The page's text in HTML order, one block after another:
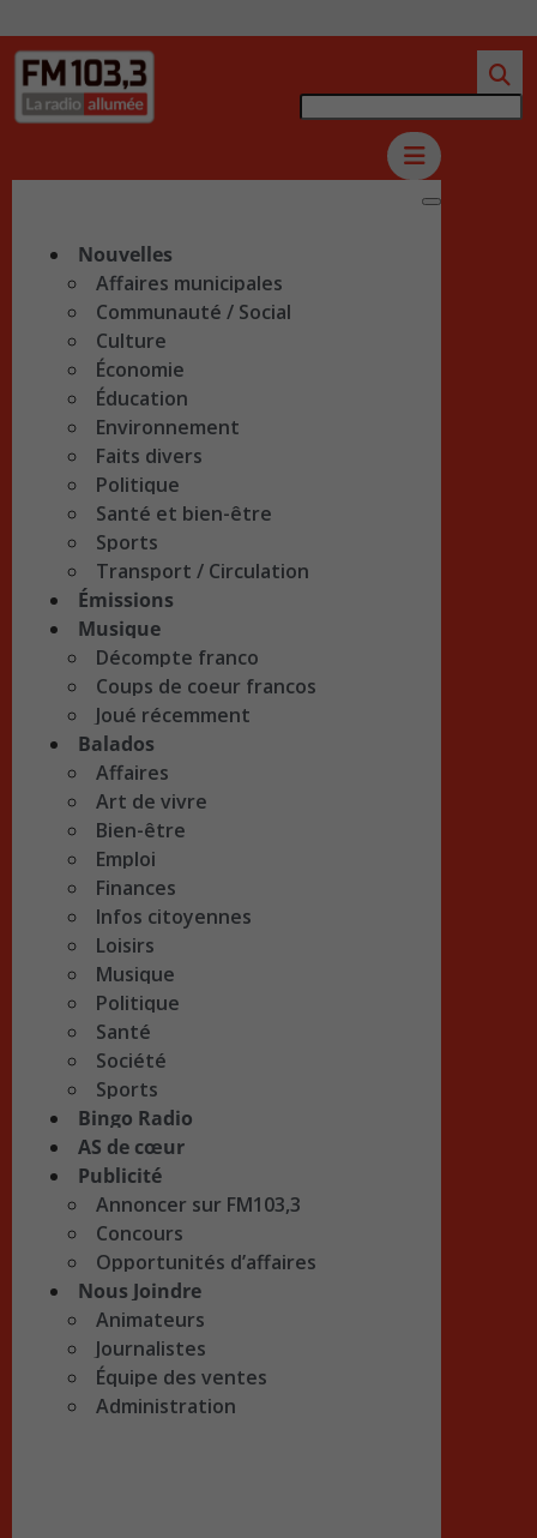
Nouvelles
Affaires municipales
Communauté / Social
Culture
Économie
Éducation
Environnement
Faits divers
Politique
Santé et bien-être
Sports
Transport / Circulation
Émissions
Musique
Décompte franco
Coups de coeur francos
Joué récemment
Balados
Affaires
Art de vivre
Bien-être
Emploi
Finances
Infos citoyennes
Loisirs
Musique
Politique
Santé
Société
Sports
Bingo Radio
AS de cœur
Publicité
Annoncer sur FM103,3
Concours
Opportunités d’affaires
Nous Joindre
Animateurs
Journalistes
Équipe des ventes
Administration